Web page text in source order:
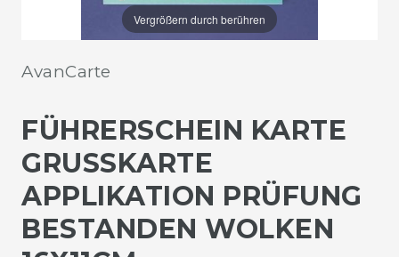
Vergrößern durch berühren
AvanCarte
FÜHRERSCHEIN KARTE
GRUSSKARTE A
PPLIKATION PRÜFUNG B
ESTANDEN WOLKEN 1